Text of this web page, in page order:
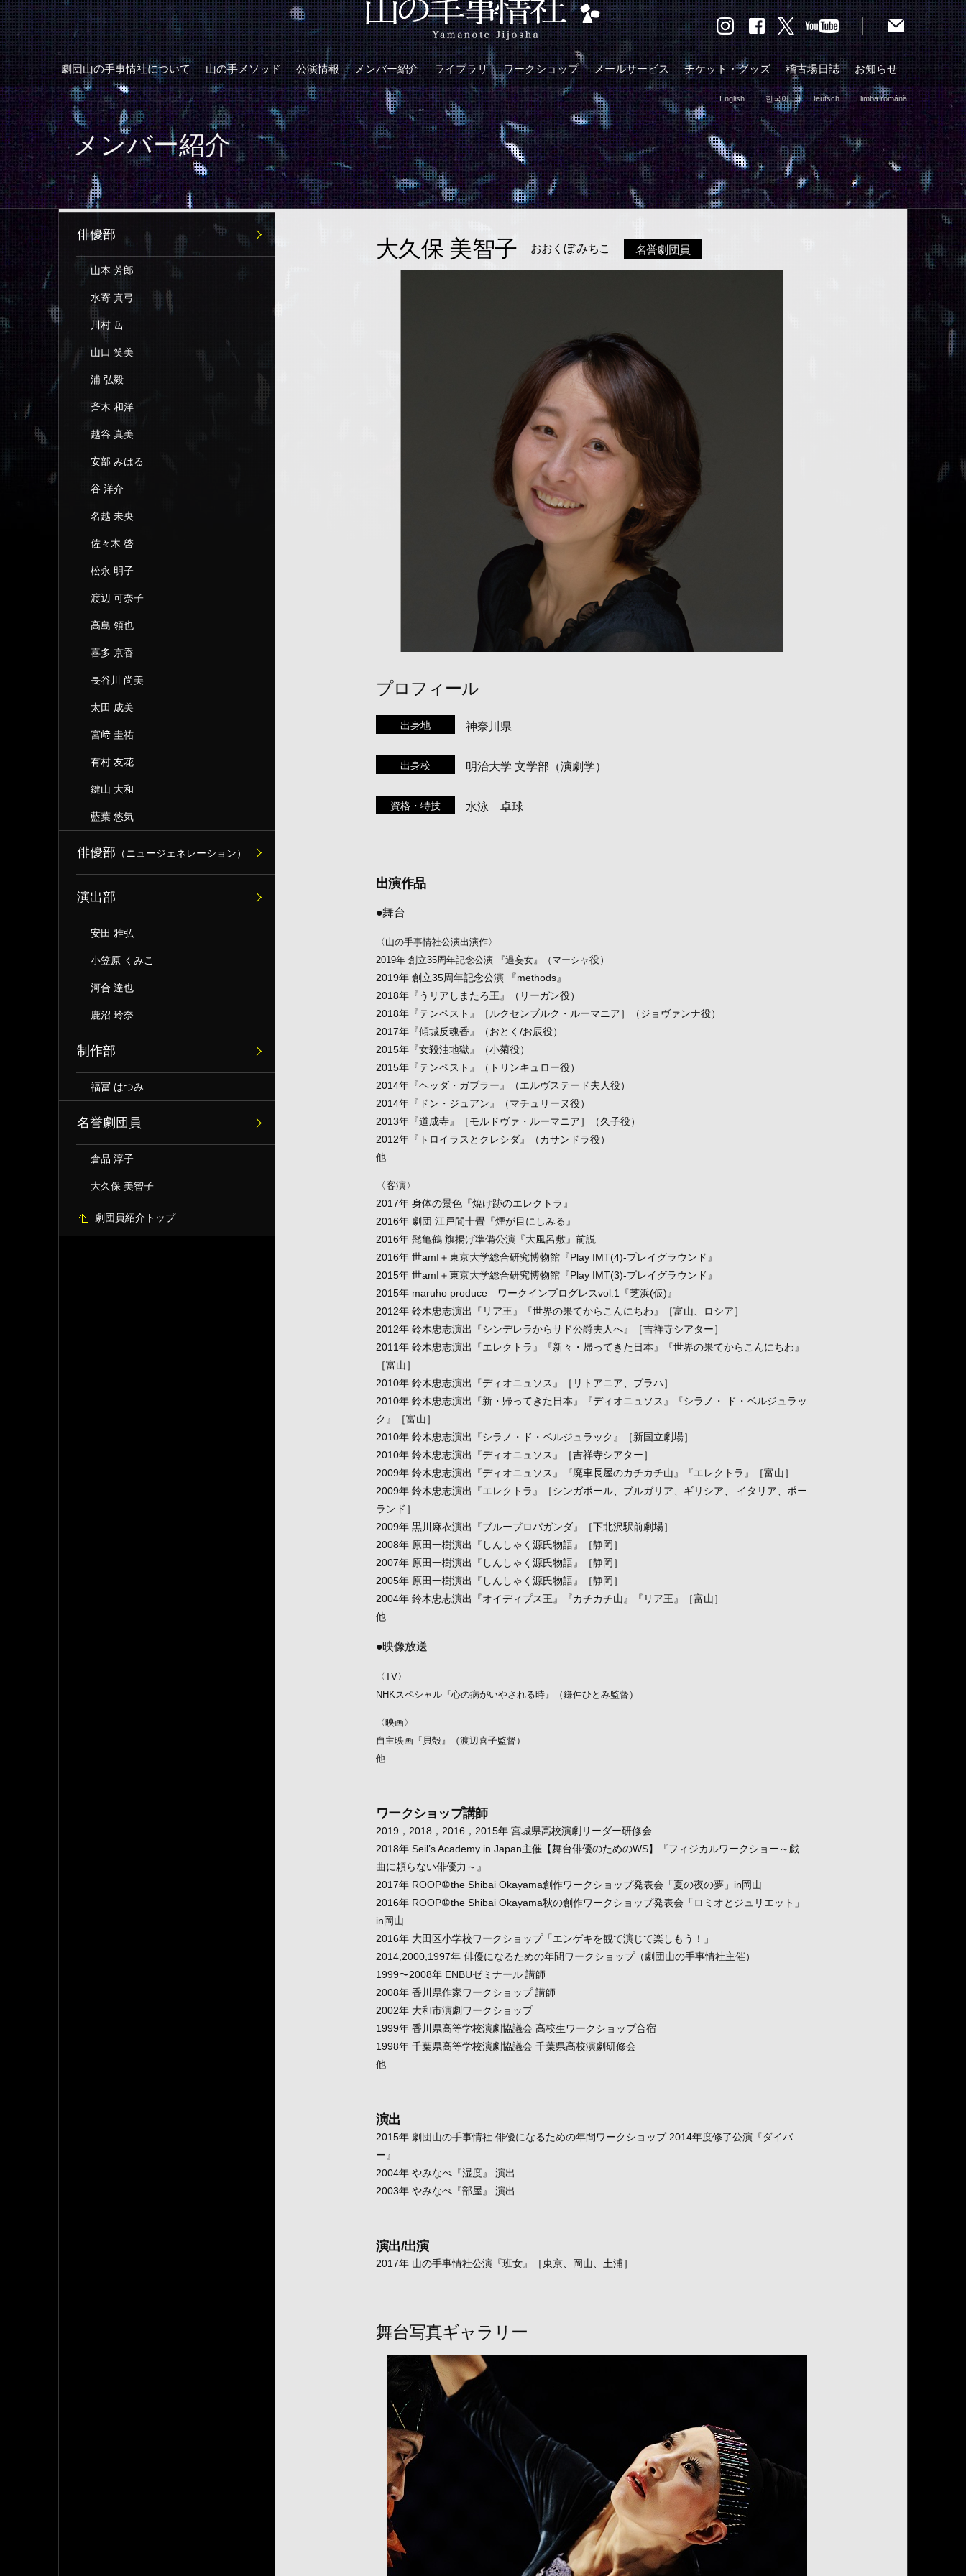
劇団山の手事情社について 山の手メソッド 公演情報 メンバー紹介 ライブラリ ワークショップ メールサービス チケット・グッズ 稽古場日誌 お知らせ
English 한국어 Deutsch limba română
メンバー紹介
大久保 美智子 おおくぼ みちこ 名誉劇団員
プロフィール
出身地 神奈川県
出身校 明治大学 文学部（演劇学）
資格・特技 水泳 卓球
出演作品
●舞台
〈山の手事情社公演出演作〉
2019年 創立35周年記念公演 『過妄女』（マーシャ役）
2019年 創立35周年記念公演 『methods』
2018年『うリアしまたろ王』（リーガン役）
2018年『テンペスト』［ルクセンブルク・ルーマニア］（ジョヴァンナ役）
2017年『傾城反魂香』（おとく/お辰役）
2015年『女殺油地獄』（小菊役）
2015年『テンペスト』（トリンキュロー役）
2014年『ヘッダ・ガブラー』（エルヴステード夫人役）
2014年『ドン・ジュアン』（マチュリーヌ役）
2013年『道成寺』［モルドヴァ・ルーマニア］（久子役）
2012年『トロイラスとクレシダ』（カサンドラ役）
他
〈客演〉
2017年 身体の景色『焼け跡のエレクトラ』
2016年 劇団 江戸間十畳『煙が目にしみる』
2016年 髭亀鶴 旗揚げ準備公演『大風呂敷』前説
2016年 世amI＋東京大学総合研究博物館『Play IMT(4)-プレイグラウンド』
2015年 世amI＋東京大学総合研究博物館『Play IMT(3)-プレイグラウンド』
2015年 maruho produce ワークインプログレスvol.1『芝浜(仮)』
2012年 鈴木忠志演出『リア王』『世界の果てからこんにちわ』［富山、ロシア］
2012年 鈴木忠志演出『シンデレラからサド公爵夫人へ』［吉祥寺シアター］
2011年 鈴木忠志演出『エレクトラ』『新々・帰ってきた日本』『世界の果てからこんにちわ』
［富山］
2010年 鈴木忠志演出『ディオニュソス』［リトアニア、プラハ］
2010年 鈴木忠志演出『新・帰ってきた日本』『ディオニュソス』『シラノ・ ド・ベルジュラッ
ク』［富山］
2010年 鈴木忠志演出『シラノ・ド・ベルジュラック』［新国立劇場］
2010年 鈴木忠志演出『ディオニュソス』［吉祥寺シアター］
2009年 鈴木忠志演出『ディオニュソス』『廃車長屋のカチカチ山』『エレクトラ』［富山］
2009年 鈴木忠志演出『エレクトラ』［シンガポール、ブルガリア、ギリシア、 イタリア、ポー
ランド］
2009年 黒川麻衣演出『ブループロパガンダ』［下北沢駅前劇場］
2008年 原田一樹演出『しんしゃく源氏物語』［静岡］
2007年 原田一樹演出『しんしゃく源氏物語』［静岡］
2005年 原田一樹演出『しんしゃく源氏物語』［静岡］
2004年 鈴木忠志演出『オイディプス王』『カチカチ山』『リア王』［富山］
他
●映像放送
〈TV〉
NHKスペシャル『心の病がいやされる時』（鎌仲ひとみ監督）
〈映画〉
自主映画『貝殻』（渡辺喜子監督）
他
ワークショップ講師
2019，2018，2016，2015年 宮城県高校演劇リーダー研修会
2018年 Seil’s Academy in Japan主催【舞台俳優のためのWS】『フィジカルワークショー～戯
曲に頼らない俳優力～』
2017年 ROOP⑩the Shibai Okayama創作ワークショップ発表会「夏の夜の夢」in岡山
2016年 ROOP⑩the Shibai Okayama秋の創作ワークショップ発表会「ロミオとジュリエット」
in岡山
2016年 大田区小学校ワークショップ「エンゲキを観て演じて楽しもう！」
2014,2000,1997年 俳優になるための年間ワークショップ（劇団山の手事情社主催）
1999〜2008年 ENBUゼミナール 講師
2008年 香川県作家ワークショップ 講師
2002年 大和市演劇ワークショップ
1999年 香川県高等学校演劇協議会 高校生ワークショップ合宿
1998年 千葉県高等学校演劇協議会 千葉県高校演劇研修会
他
演出
2015年 劇団山の手事情社 俳優になるための年間ワークショップ 2014年度修了公演『ダイバ
ー』
2004年 やみなべ『湿度』 演出
2003年 やみなべ『部屋』 演出
演出/出演
2017年 山の手事情社公演『班女』［東京、岡山、土浦］
舞台写真ギャラリー
俳優部
山本 芳郎
水寄 真弓
川村 岳
山口 笑美
浦 弘毅
斉木 和洋
越谷 真美
安部 みはる
谷 洋介
名越 未央
佐々木 啓
松永 明子
渡辺 可奈子
高島 領也
喜多 京香
長谷川 尚美
太田 成美
宮﨑 圭祐
有村 友花
鍵山 大和
藍葉 悠気
俳優部 （ニュージェネレーション）
演出部
安田 雅弘
小笠原 くみこ
河合 達也
鹿沼 玲奈
制作部
福冨 はつみ
名誉劇団員
倉品 淳子
大久保 美智子
劇団員紹介トップ